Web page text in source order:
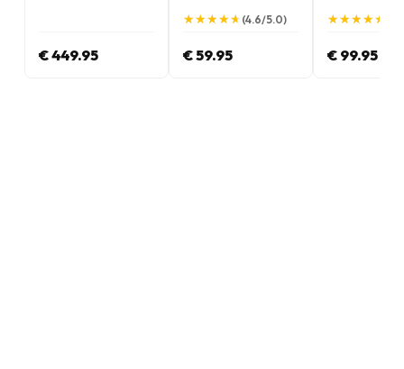
€ 449.95
★
★★
★★
★★
★★
★ (4.6/5.0)
€ 59.95
★
★★
★★
★★
★★
★
€ 99.95